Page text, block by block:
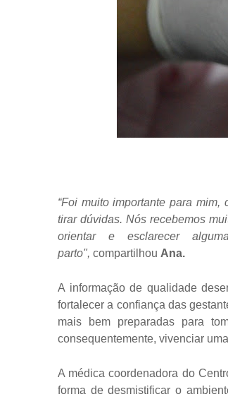
“Foi muito importante para
tirar dúvidas. Nós recebemos
orientar e esclarecer
parto", compartilhou Ana.
A informação de qualidade
fortalecer a confiança das
mais bem preparadas para
consequentemente, vivenciar
A médica coordenadora do
forma de desmistificar o